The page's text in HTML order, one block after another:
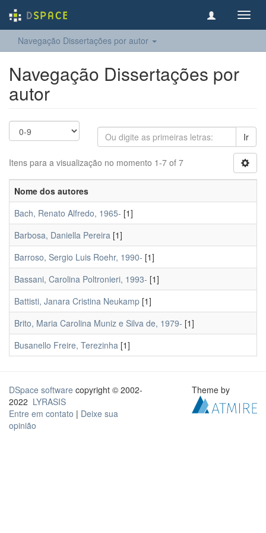
Navegação Dissertações por autor
Navegação Dissertações por
autor
Ir
Itens para a visualização no momento 1-7 of 7
Nome dos autores
Bach, Renato Alfredo, 1965- [1]
Barbosa, Daniella Pereira [1]
Barroso, Sergio Luis Roehr, 1990- [1]
Bassani, Carolina Poltronieri, 1993- [1]
Battisti, Janara Cristina Neukamp [1]
Brito, Maria Carolina Muniz e Silva de, 1979- [1]
Busanello Freire, Terezinha [1]
DSpace software copyright © 2002-
2022 LYRASIS
Entre em contato | Deixe sua
opinião
Theme by